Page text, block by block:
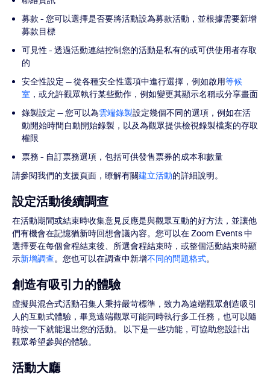
募款 - 您可以選擇是否要將活動設為募款活動，並根據需要新增
募款目標
可見性 - 透過活動連結控制您的活動是私有的或可供使用者存取
的
安全性設定 — 從各種安全性選項中進行選擇，例如啟用等候
室 ，或允許觀眾執行某些動作，例如變更其顯示名稱或分享畫面
錄製設定 — 您可以為雲端錄製設定幾個不同的選項，例如在活
動開始時間自動開始錄製，以及為觀眾提供檢視錄製檔案的存取
權限
票務 - 自訂票務選項，包括可供發售票券的成本和數量
請參閱我們的支援頁面，瞭解有關建立活動的詳細說明。
設定活動後續調查
在活動期間或結束時收集意見反應是與觀眾互動的好方法，並讓他
們有機會在記憶猶新時回想會議內容。您可以在 Zoom Events 中
選擇要在每個會程結束後、所選會程結束時，或整個活動結束時顯
示新增調查。您也可以在調查中新增不同的問題格式。
創造有吸引力的體驗
虛擬與混合式活動召集人秉持嚴苛標準，致力為遠端觀眾創造吸引
人的互動式體驗，畢竟遠端觀眾可能同時執行多工任務，也可以隨
時按一下就能退出您的活動。 以下是一些功能，可協助您設計出
觀眾希望參與的體驗。
活動大廳